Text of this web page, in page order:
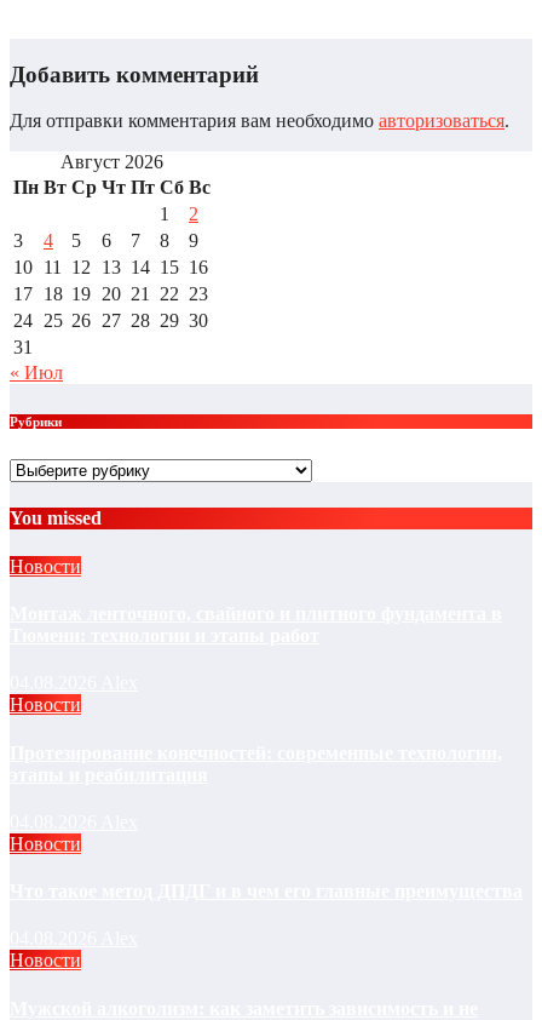
Добавить комментарий
Для отправки комментария вам необходимо авторизоваться.
Август 2026
Пн Вт Ср Чт Пт Сб Вс
1
2
3
4 5 6 7 8
9
10 11 12 13 14 15 16
17 18 19 20 21 22 23
24 25 26 27 28 29 30
31
« Июл
Рубрики
Рубрики
You missed
Новости
Новости
Новости
Новости